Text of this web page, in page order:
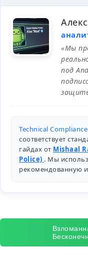
«Мы
под
Technical
соответствует
гайдах от Mishaal
Police) . Мы
рекомендованную